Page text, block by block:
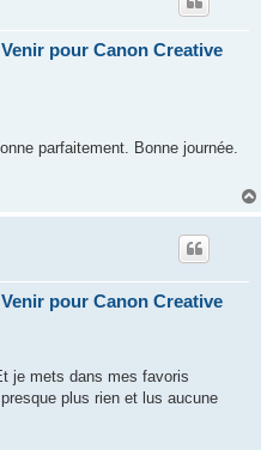
pour Canon Creative
parfaitement. Bonne journée.
pour Canon Creative
je mets dans mes favoris
plus rien et lus aucune